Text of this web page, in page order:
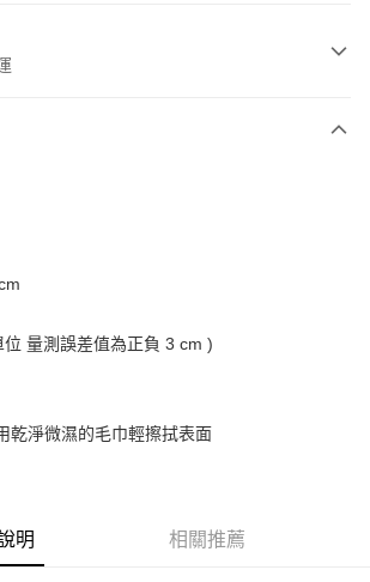
明】
提供，台灣大哥大用戶可立即使用無須另外申請。
期數及費用金額請依後續交易確認頁面所載為準。
如未前往確認交易或遇審核未通過，訂單將自動取
含以上)免運費
量測誤差值為正負 3 cm )
乾淨微濕的毛巾輕擦拭表面
明 相關推薦